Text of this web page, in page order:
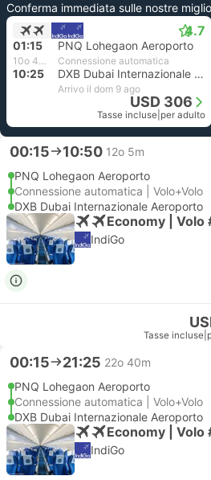
Conferma immediata sulle nostre
4.7
01:15 PNQ Lohegaon Aeroporto
10o 40m Connessione automatica
10:25 DXB Dubai Internazionale Aeroporto
Arrivo il dom 9 ago
USD 306
Tasse incluse per adulto
00:15 10:50 12o 5m
PNQ Lohegaon Aeroporto
Connessione automatica | Volo+Volo
DXB Dubai Internazionale Aeroporto
Economy | Volo
IndiGo
Tasse incluse
00:15 21:25 22o 40m
PNQ Lohegaon Aeroporto
Connessione automatica | Volo+Volo
DXB Dubai Internazionale Aeroporto
Economy | Volo
IndiGo